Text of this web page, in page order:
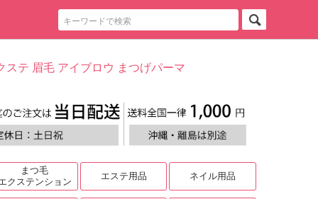
テ 眉毛 アイブロウ まつげパーマ
まつ毛
クステンション
エステ用品 ネイル用品